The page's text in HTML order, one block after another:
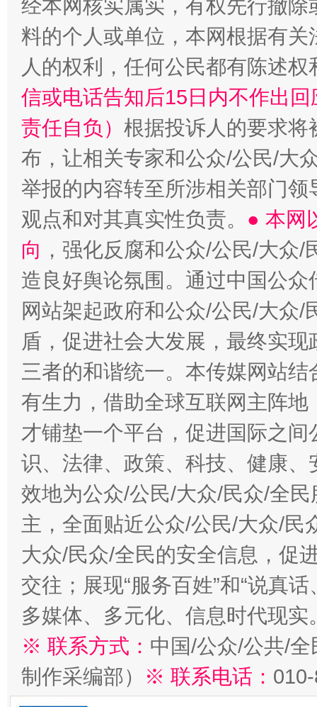
经本网核实属实，有权先行撤
料的个人或单位，本网根据有
人的权利，任何公民都有陈述
信或电话告知后15日内不作出
责任自负） 根据投诉人的要求将
布，让相关专家和公众/公民/大
举报的内容转至所涉相关部门
观点和对其真实性负责。 ● 本网
向 ，强化反腐和公众/公民/大众
造良好舆论氛围。通过中国公
网站架起政府和公众/公民/大众
盾，促进社会大发展，最终实
三者的和谐统一。本传媒网站
有生力，借助全球互联网主阵
才铺垫一个平台，促进国际之
识、法律、政策、科技、健康
效地为公众/公民/大众/民众/全
主，全面贴近公众/公民/大众/民
大众/民众/全民的安全信息，促
交往；展现“服务百姓”和“说真
多媒体、多元化、信息时代现实
※ 联系方式： 中国/公众/公共/
制作采编部）
※ 联系电话：